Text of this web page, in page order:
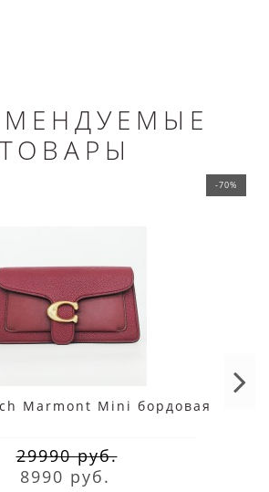
ТОВАРЫ
-70%
Marmont Mini бордовая
29990 руб.
8990 руб.